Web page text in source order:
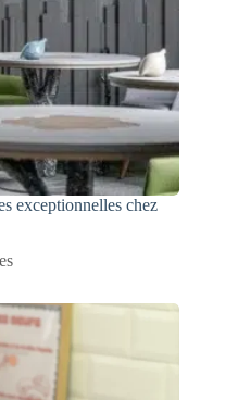
exceptionnelles chez